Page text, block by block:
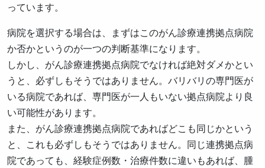
っています。
病院を選択する場合は、まずはこのがん診療連携拠点病院
か否かというのが一つの判断基準になります。
しかし、がん診療連携拠点病院でなければ絶対ダメかとい
うと、必ずしもそうではありません。バリバリの専門医が
いる病院であれば、専門医が一人もいない拠点病院より良
い可能性があります。
また、がん診療連携拠点病院であればどこも同じかという
と、これも必ずしもそうではありません。同じ連携拠点病
院であっても、経験症例数・治療件数に違いもあれば、腫